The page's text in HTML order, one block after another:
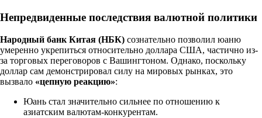
Непредвиденные последствия валютной политики
Народный банк Китая (НБК) сознательно позволил юаню
умеренно укрепиться относительно доллара США, частично из-
за торговых переговоров с Вашингтоном. Однако, поскольку
доллар сам демонстрировал силу на мировых рынках, это
вызвало «цепную реакцию»:
Юань стал значительно сильнее по отношению к
азиатским валютам-конкурентам.